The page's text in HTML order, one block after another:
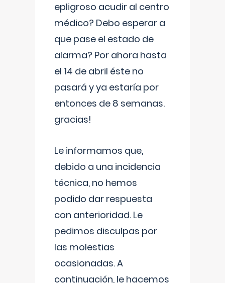
epligroso acudir al centro
médico? Debo esperar a
que pase el estado de
alarma? Por ahora hasta
el 14 de abril éste no
pasará y ya estaría por
entonces de 8 semanas.
gracias!
Le informamos que,
debido a una incidencia
técnica, no hemos
podido dar respuesta
con anterioridad. Le
pedimos disculpas por
las molestias
ocasionadas. A
continuación, le hacemos